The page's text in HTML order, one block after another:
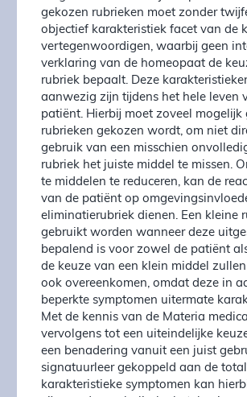
gekozen rubrieken moet zonder
objectief karakteristiek facet van de
vertegenwoordigen, waarbij geen
verklaring van de homeopaat de
rubriek bepaalt. Deze
aanwezig zijn tijdens het hele leven
patiënt. Hierbij moet zoveel mogelijk
rubrieken gekozen wordt, om niet
gebruik van een misschien
rubriek het juiste middel te missen.
te middelen te reduceren, kan de
van de patiënt op
eliminatierubriek dienen. Een kleine
gebruikt worden wanneer deze
bepalend is voor zowel de patiënt
de keuze van een klein middel
ook overeenkomen, omdat deze in
beperkte symptomen uitermate
Met de kennis van de Materia
vervolgens tot een uiteindelijke
een benadering vanuit een juist
signatuurleer gekoppeld aan de
karakteristieke symptomen kan